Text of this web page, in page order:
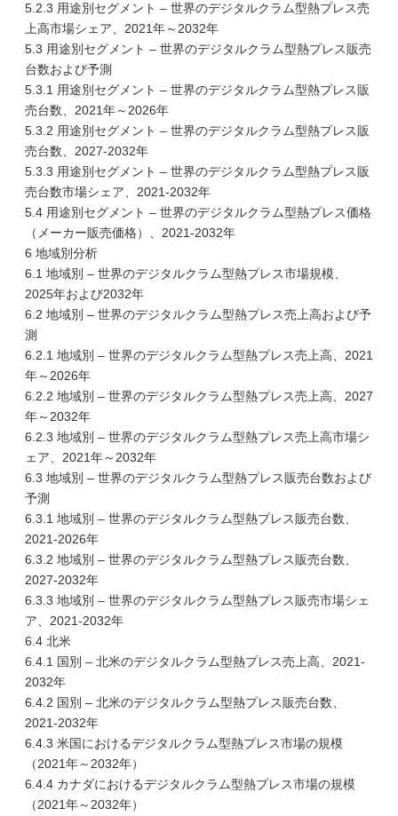
5.2.3 用途別セグメント – 世界のデジタルクラム型熱プレス売
上高市場シェア、2021年～2032年
5.3 用途別セグメント – 世界のデジタルクラム型熱プレス販売
台数および予測
5.3.1 用途別セグメント – 世界のデジタルクラム型熱プレス販
売台数、2021年～2026年
5.3.2 用途別セグメント – 世界のデジタルクラム型熱プレス販
売台数、2027-2032年
5.3.3 用途別セグメント – 世界のデジタルクラム型熱プレス販
売台数市場シェア、2021-2032年
5.4 用途別セグメント – 世界のデジタルクラム型熱プレス価格
（メーカー販売価格）、2021-2032年
6 地域別分析
6.1 地域別 – 世界のデジタルクラム型熱プレス市場規模、
2025年および2032年
6.2 地域別 – 世界のデジタルクラム型熱プレス売上高および予
測
6.2.1 地域別 – 世界のデジタルクラム型熱プレス売上高、2021
年～2026年
6.2.2 地域別 – 世界のデジタルクラム型熱プレス売上高、2027
年～2032年
6.2.3 地域別 – 世界のデジタルクラム型熱プレス売上高市場シ
ェア、2021年～2032年
6.3 地域別 – 世界のデジタルクラム型熱プレス販売台数および
予測
6.3.1 地域別 – 世界のデジタルクラム型熱プレス販売台数、
2021-2026年
6.3.2 地域別 – 世界のデジタルクラム型熱プレス販売台数、
2027-2032年
6.3.3 地域別 – 世界のデジタルクラム型熱プレス販売市場シェ
ア、2021-2032年
6.4 北米
6.4.1 国別 – 北米のデジタルクラム型熱プレス売上高、2021-
2032年
6.4.2 国別 – 北米のデジタルクラム型熱プレス販売台数、
2021-2032年
6.4.3 米国におけるデジタルクラム型熱プレス市場の規模
（2021年～2032年）
6.4.4 カナダにおけるデジタルクラム型熱プレス市場の規模
（2021年～2032年）